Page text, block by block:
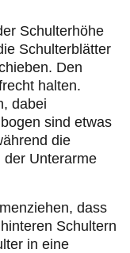
Schulterhöhe
Schulterblätter
Den
halten.
dabei
sind etwas
die
der Unterarme
dass
Schultern
in eine